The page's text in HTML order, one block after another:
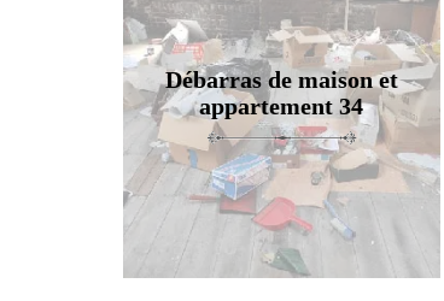
Débarras de maison et
appartement 34